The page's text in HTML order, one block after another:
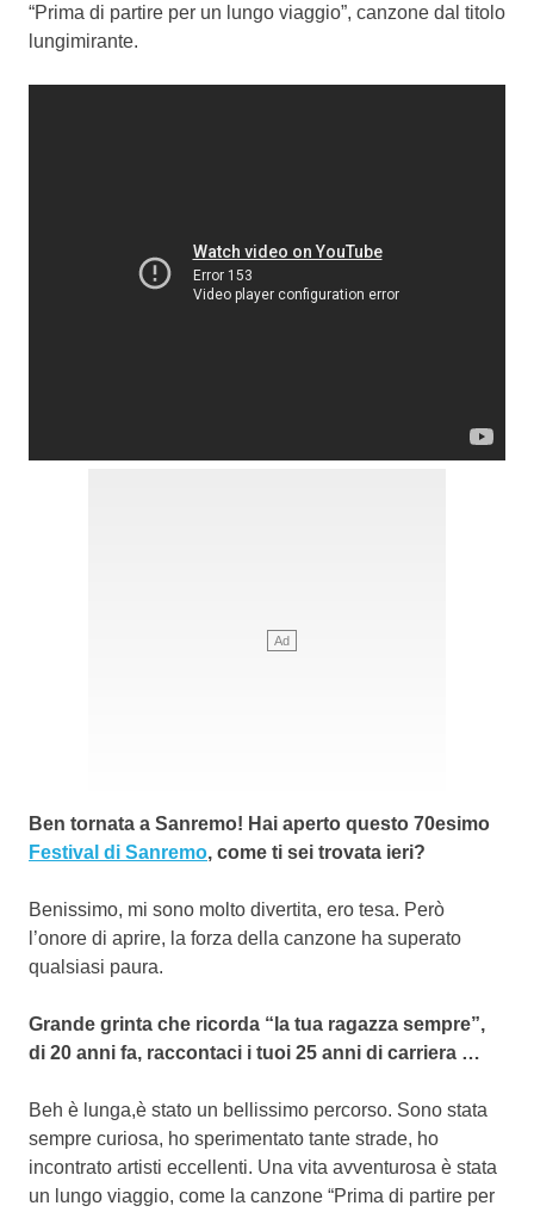
“Prima di partire per un lungo viaggio”, canzone dal titolo
lungimirante.
Ben tornata a Sanremo! Hai aperto questo 70esimo
Festival di Sanremo, come ti sei trovata ieri?
Benissimo, mi sono molto divertita, ero tesa. Però
l’onore di aprire, la forza della canzone ha superato
qualsiasi paura.
Grande grinta che ricorda “la tua ragazza sempre”,
di 20 anni fa, raccontaci i tuoi 25 anni di carriera …
Beh è lunga,è stato un bellissimo percorso. Sono stata
sempre curiosa, ho sperimentato tante strade, ho
incontrato artisti eccellenti. Una vita avventurosa è stata
un lungo viaggio, come la canzone “Prima di partire per